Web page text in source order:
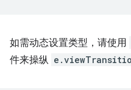
如需动态设置类型，请使用
件来操纵